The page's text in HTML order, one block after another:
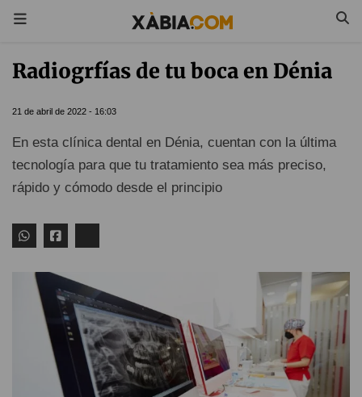
Radiogrfías de tu boca en Dénia
21 de abril de 2022 - 16:03
En esta clínica dental en Dénia, cuentan con la última
tecnología para que tu tratamiento sea más preciso,
rápido y cómodo desde el principio